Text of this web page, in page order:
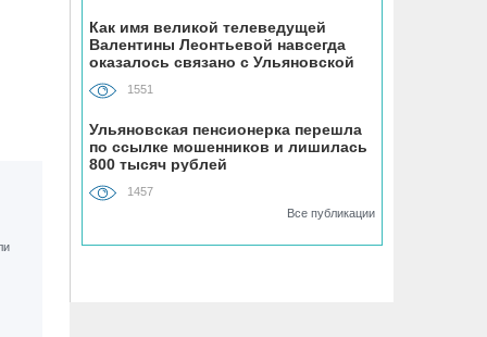
06.08, 15:59
На здании травмпункта в Ульяновске
появилась мемориальная доска в
честь Рылеева
06.08, 15:29
Прокурор Теребунов нашёл
нарушения в ульяновской колонии
Как имя великой телеведущей
Валентины Леонтьевой навсегда
оказалось связано с Ульяновской
областью
1551
Ульяновская пенсионерка перешла
по ссылке мошенников и лишилась
800 тысяч рублей
1457
Все публикации